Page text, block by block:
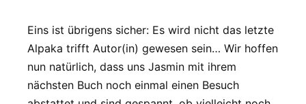
Eins ist übrigens sicher: Es wird nicht das letzte
Alpaka trifft Autor(in) gewesen sein… Wir hoffen
nun natürlich, dass uns Jasmin mit ihrem
nächsten Buch noch einmal einen Besuch